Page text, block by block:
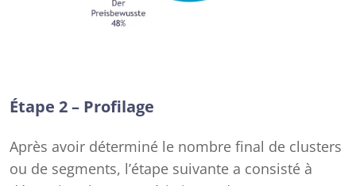
Étape 2 – Profilage
Après avoir déterminé le nombre final de clusters
ou de segments, l’étape suivante a consisté à